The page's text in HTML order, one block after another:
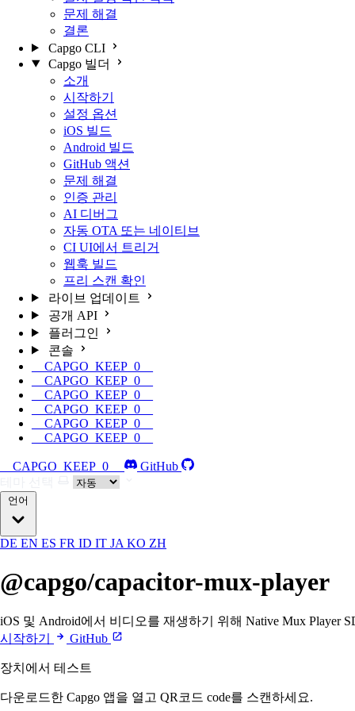
문제 해결
결론
Capgo CLI
Capgo 빌더
소개
시작하기
설정 옵션
iOS 빌드
Android 빌드
GitHub 액션
문제 해결
인증 관리
AI 디버그
자동 OTA 또는 네이티브
CI UI에서 트리거
웹훅 빌드
프리 스캔 확인
라이브 업데이트
공개 API
플러그인
콘솔
__CAPGO_KEEP_0__
__CAPGO_KEEP_0__
__CAPGO_KEEP_0__
__CAPGO_KEEP_0__
__CAPGO_KEEP_0__
__CAPGO_KEEP_0__
__CAPGO_KEEP_0__
GitHub
언어
DE EN ES FR ID IT JA KO ZH
@capgo/capacitor-mux-player
iOS 및 Android에서 비디오를 재생하기 위해 Native Mux Player
시작하기
GitHub
장치에서 테스트
다운로드한 Capgo 앱을 열고 QR코드 code를 스캔하세요.